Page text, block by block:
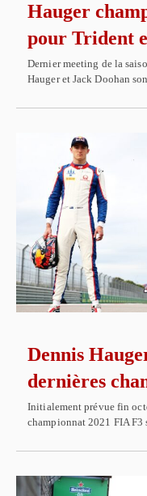
Hauger
pour Trident
Dernier meeting de la
Hauger et Jack Doohan
Dennis
dernières
Initialement prévue fin
championnat 2021 FIA